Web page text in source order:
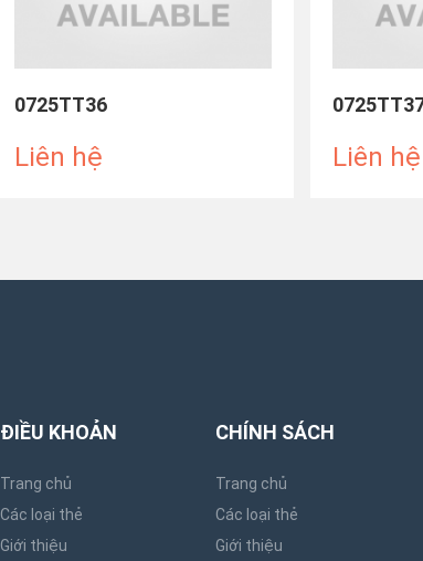
0725TT36
Liên hệ Liên hệ
ĐIỀU KHOẢN
Trang chủ
Các loại thẻ
Giới thiệu
CHÍNH SÁCH
Trang chủ
Các loại thẻ
Giới thiệu